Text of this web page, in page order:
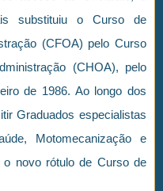
substituiu o Curso de
(CFOA) pelo Curso
(CHOA), pelo
de 1986. Ao longo dos
Graduados especialistas
Motomecanização e
o novo rótulo de Curso de